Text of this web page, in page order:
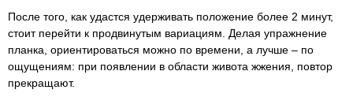
После того, как удастся удерживать положение более 2 минут,
стоит перейти к продвинутым вариациям. Делая упражнение
планка, ориентироваться можно по времени, а лучше – по
ощущениям: при появлении в области живота жжения, повтор
прекращают.